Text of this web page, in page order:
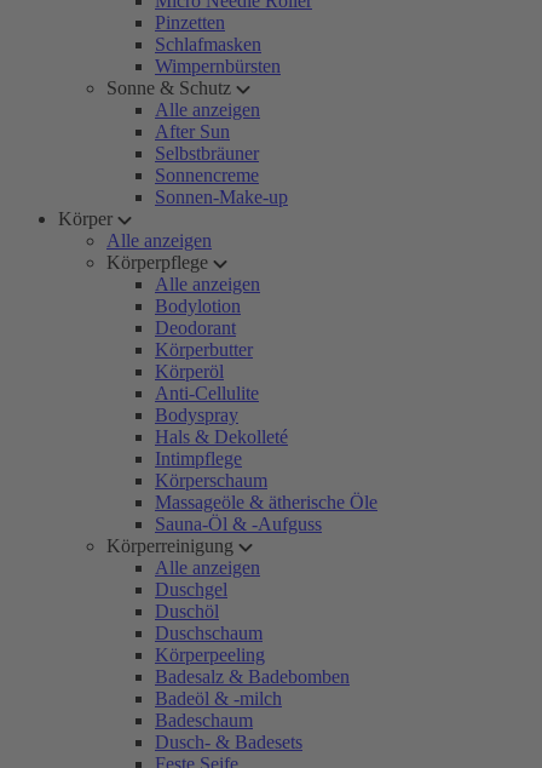
Pinzetten
Schlafmasken
Wimpernbürsten
Sonne & Schutz
Alle anzeigen
After Sun
Selbstbräuner
Sonnencreme
Sonnen-Make-up
Körper
Alle anzeigen
Körperpflege
Alle anzeigen
Bodylotion
Deodorant
Körperbutter
Körperöl
Anti-Cellulite
Bodyspray
Hals & Dekolleté
Intimpflege
Körperschaum
Massageöle & ätherische Öle
Sauna-Öl & -Aufguss
Körperreinigung
Alle anzeigen
Duschgel
Duschöl
Duschschaum
Körperpeeling
Badesalz & Badebomben
Badeöl & -milch
Badeschaum
Dusch- & Badesets
Feste Seife